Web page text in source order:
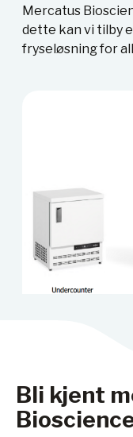
Mercatus
dette kan vi tilby
fryseløsning for
Bli kjent